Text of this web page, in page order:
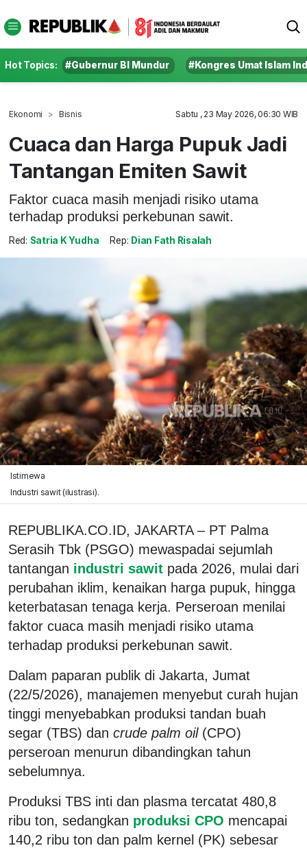
Hot Topics: #Gubernur BI Mundur #Kongres Umat Islam
Ekonomi Bisnis Sabtu , 23 May 2026, 06:30 WIB
Cuaca dan Harga Pupuk Jadi
Tantangan Emiten Sawit
Faktor cuaca masih menjadi risiko utama
terhadap produksi perkebunan sawit.
Red: Satria K Yudha Rep: Dian Fath Risalah
Istimewa
Industri sawit (ilustrasi).
REPUBLIKA.CO.ID, JAKARTA – PT Palma
Serasih Tbk (PSGO) mewaspadai sejumlah
tantangan industri sawit pada 2026, mulai dari
perubahan iklim, kenaikan harga pupuk, hingga
keterbatasan tenaga kerja. Perseroan menilai
faktor cuaca masih menjadi risiko utama
terhadap produksi perkebunan sawit.
Dalam paparan publik di Jakarta, Jumat
(22/5/2026), manajemen menyebut curah hujan
tinggi menyebabkan produksi tandan buah
segar (TBS) dan crude palm oil(CPO)
perseroan menurun dibandingkan tahun
sebelumnya.
Produksi TBS inti dan plasma tercatat 480,8
ribu ton, sedangkan produksi CPO mencapai
140,2 ribu ton dan palm kernel (PK) sebesar